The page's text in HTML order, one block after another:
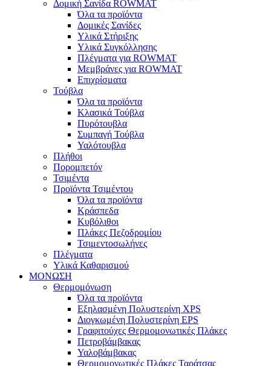
Δομική Σανίδα ROWMAT
Όλα τα προϊόντα
Δομικές Σανίδες
Υλικά Στήριξης
Υλικά Συγκόλλησης
Πλέγματα για ROWMAT
Μεμβράνες για ROWMAT
Επιχρίσματα
Τούβλα
Όλα τα προϊόντα
Κλασικά Τούβλα
Πυρότουβλα
Συμπαγή Τούβλα
Υαλότουβλα
Πλήθοι
Πορομπετόν
Τσιμέντα
Προϊόντα Τσιμέντου
Όλα τα προϊόντα
Κράσπεδα
Κυβόλιθοι
Πλάκες Πεζοδρομίου
Τσιμεντοσωλήνες
Πλέγματα
Υλικά Καθαρισμού
ΜΟΝΩΣΗ
Θερμομόνωση
Όλα τα προϊόντα
Εξηλασμένη Πολυστερίνη XPS
Διογκωμένη Πολυστερίνη EPS
Γραφιτούχες Θερμομονωτικές Πλάκες
Πετροβάμβακας
Υαλοβάμβακας
Θερμομονωτικές Πλάκες Ταράτσας